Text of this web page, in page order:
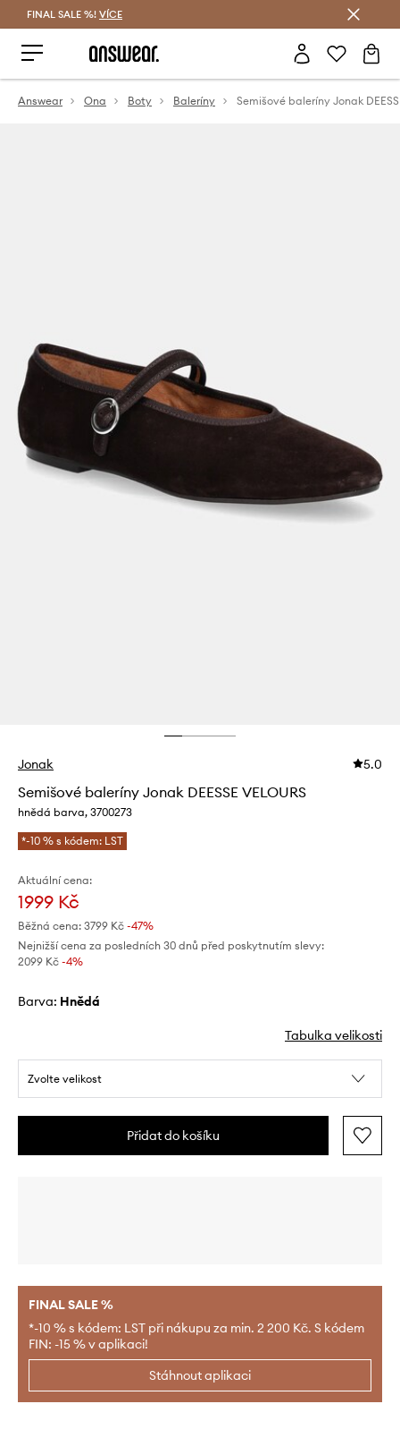
FINAL SALE %! VÍCE
Answear Ona Boty Baleríny
Jonak 5.0
Semišové baleríny Jonak DEESSE VELOURS
hnědá barva, 3700273
*-10 % s kódem: LST
Aktuální cena:
1999 Kč
Běžná cena: 3799 Kč -47%
Nejnižší cena za posledních 30 dnů před poskytnutím slevy:
2099 Kč -4%
Barva: hnědá
Tabulka velikosti
Zvolte velikost
Přidat do košíku
FINAL SALE %
*-10 % s kódem: LST při nákupu za min. 2 200 Kč. S kódem
FIN: -15 % v aplikaci!
Stáhnout aplikaci